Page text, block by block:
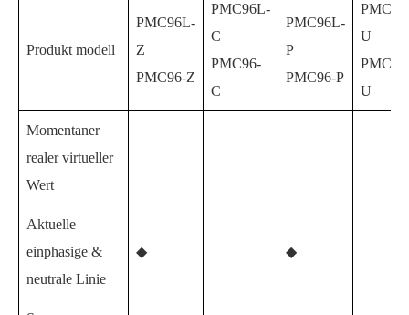
Produkt modell
PMC96L-
Z
PMC96-Z
PMC96L-
C
PMC96-
C
PMC96L-
P
PMC96-P
U
U
Momentaner
realer virtueller
Wert
Aktuelle
einphasige &
neutrale Linie
◆ ◆